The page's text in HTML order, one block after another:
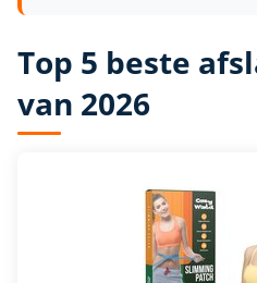
Top 5 beste
van 2026